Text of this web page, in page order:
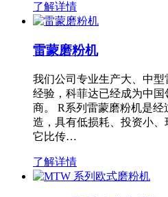
了解详情
雷蒙磨粉机
我们公司专业生产大、中
经验，科菲达已经成为中
商。 R系列雷蒙磨粉机是
造，具有低损耗、投资小、
它比传…
了解详情